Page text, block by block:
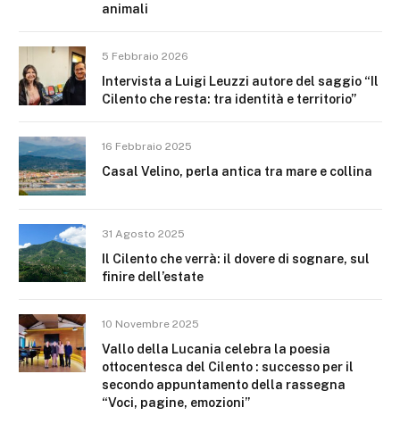
animali
5 Febbraio 2026
Intervista a Luigi Leuzzi autore del saggio “Il
Cilento che resta: tra identità e territorio”
16 Febbraio 2025
Casal Velino, perla antica tra mare e collina
31 Agosto 2025
Il Cilento che verrà: il dovere di sognare, sul
finire dell’estate
10 Novembre 2025
Vallo della Lucania celebra la poesia
ottocentesca del Cilento : successo per il
secondo appuntamento della rassegna
“Voci, pagine, emozioni”